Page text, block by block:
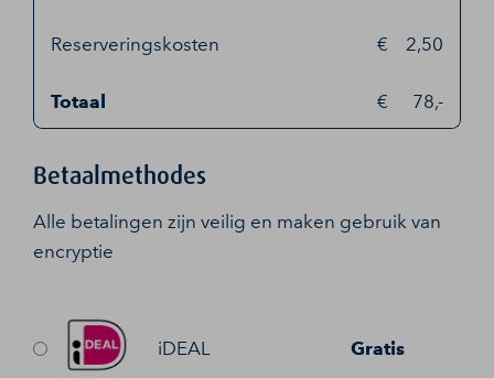
Reserveringskosten 2,50
Totaal 78,-
Betaalmethodes
Alle betalingen zijn veilig en maken gebruik van
encryptie
iDEAL Gratis